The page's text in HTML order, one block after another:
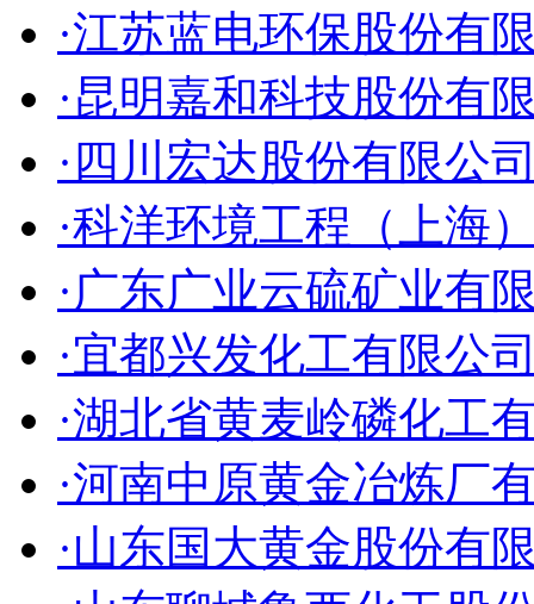
·江苏蓝电环保股份有
·昆明嘉和科技股份有
·四川宏达股份有限公
·科洋环境工程（上海
·广东广业云硫矿业有
·宜都兴发化工有限公
·湖北省黄麦岭磷化工
·河南中原黄金冶炼厂
·山东国大黄金股份有